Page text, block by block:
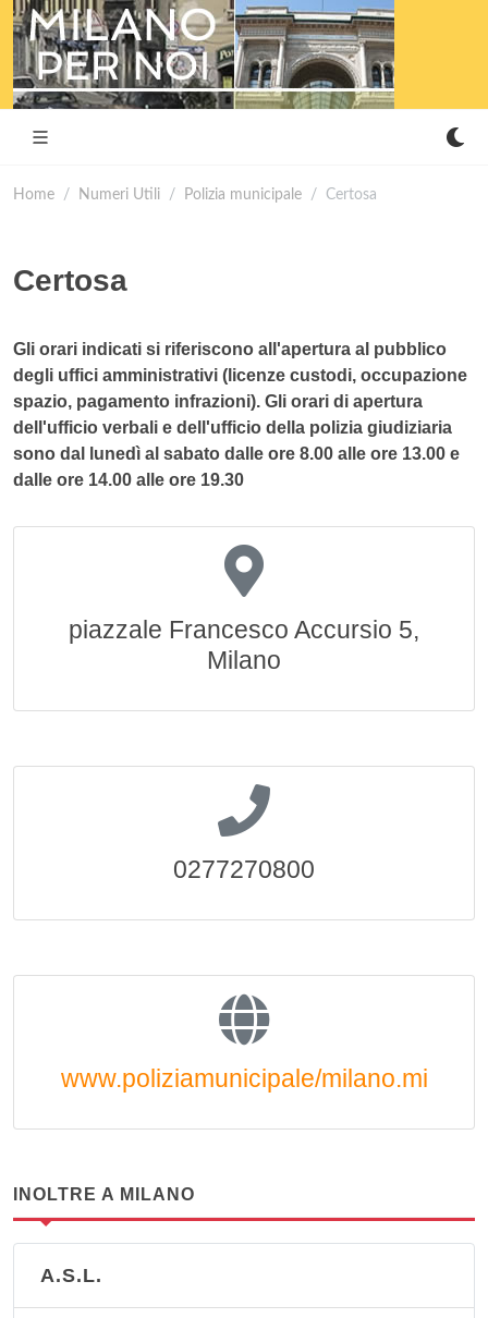
Home Numeri Utili Polizia municipale Certosa
Certosa
Gli orari indicati si riferiscono all'apertura al pubblico
degli uffici amministrativi (licenze custodi, occupazione
spazio, pagamento infrazioni). Gli orari di apertura
dell'ufficio verbali e dell'ufficio della polizia giudiziaria
sono dal lunedì al sabato dalle ore 8.00 alle ore 13.00 e
dalle ore 14.00 alle ore 19.30
piazzale Francesco Accursio 5,
Milano
0277270800
www.poliziamunicipale/milano.mi
INOLTRE A MILANO
A.S.L.